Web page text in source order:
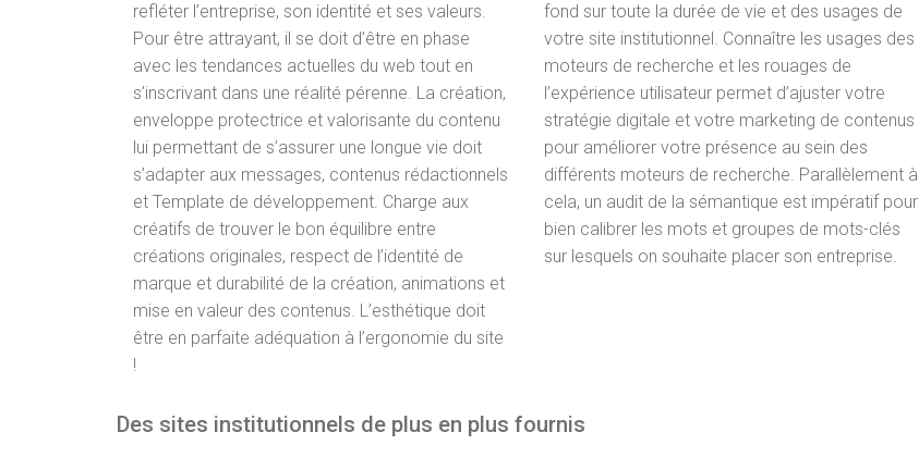
refléter l’entreprise, son identité et ses valeurs.
Pour être attrayant, il se doit d’être en phase
avec les tendances actuelles du web tout en
s’inscrivant dans une réalité pérenne. La création,
enveloppe protectrice et valorisante du contenu
lui permettant de s’assurer une longue vie doit
s’adapter aux messages, contenus rédactionnels
et Template de développement. Charge aux
créatifs de trouver le bon équilibre entre
créations originales, respect de l’identité de
marque et durabilité de la création, animations et
mise en valeur des contenus. L’esthétique doit
être en parfaite adéquation à l’ergonomie du site
!
fond sur toute la durée de vie et des usages de
votre site institutionnel. Connaître les usages des
moteurs de recherche et les rouages de
l’expérience utilisateur permet d’ajuster votre
stratégie digitale et votre marketing de contenus
pour améliorer votre présence au sein des
différents moteurs de recherche. Parallèlement à
cela, un audit de la sémantique est impératif pour
bien calibrer les mots et groupes de mots-clés
sur lesquels on souhaite placer son entreprise.
Des sites institutionnels de plus en plus fournis